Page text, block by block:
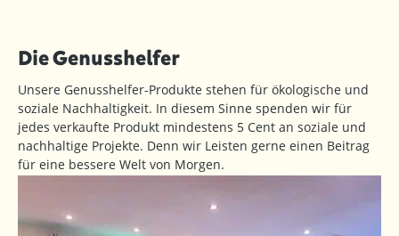
Die Genusshelfer
Unsere Genusshelfer-Produkte stehen für ökologische und
soziale Nachhaltigkeit. In diesem Sinne spenden wir für
jedes verkaufte Produkt mindestens 5 Cent an soziale und
nachhaltige Projekte. Denn wir Leisten gerne einen Beitrag
für eine bessere Welt von Morgen.